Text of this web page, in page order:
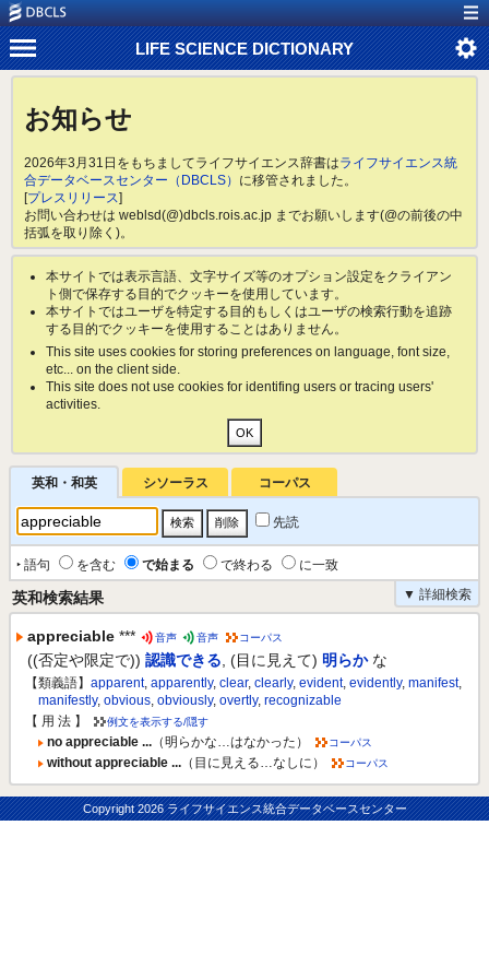
LIFE SCIENCE DICTIONARY
お知らせ
2026年3月31日をもちましてライフサイエンス辞書はライフサイエンス統
合データベースセンター（DBCLS） に移管されました。
[プレスリリース]
お問い合わせは weblsd(@)dbcls.rois.ac.jp までお願いします(@の前後の中
括弧を取り除く)。
本サイトでは表示言語、文字サイズ等のオプション設定をクライアン
ト側で保存する目的でクッキーを使用しています。
本サイトではユーザを特定する目的もしくはユーザの検索行動を追跡
する目的でクッキーを使用することはありません。
This site uses cookies for storing preferences on language, font size,
etc... on the client side.
This site does not use cookies for identifing users or tracing users'
activities.
英和・和英 シソーラス コーパス
先読
‣ 語句 を含む で始まる で終わる
に一致
▼ 詳細検索
英和検索結果
appreciable *** 音声 音声 コーパス
((否定や限定で)) 認識できる (目に見えて) 明らか な
【類義語】 apparent, apparently, clear, clearly, evident, evidently, manifest,
manifestly, obvious, obviously, overtly, recognizable
【 用 法 】
例文を表示する/隠す
no appreciable ... （明らかな…はなかった） コーパス
without appreciable ... （目に見える…なしに） コーパス
Copyright2026 ライフサイエンス統合データベースセンター